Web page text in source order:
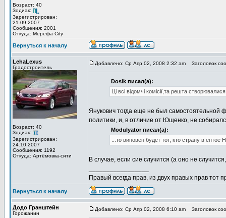
Возраст: 40
Зодиак:
Зарегистрирован:
21.09.2007
Сообщения: 2001
Откуда: Мерефа City
Вернуться к началу
LehaLexus
Градостроитель
Возраст: 40
Зодиак:
Зарегистрирован:
24.10.2007
Сообщения: 1192
Откуда: Артёмовка-сити
Добавлено: Ср Апр 02, 2008 2:32 am Заголовок
Dosik писал(а):
Ці всі відомчі комісії,та решта
Янукович тогда еще не был самостоятельной
политики, и, в отличие от Ющенко, не
Modulyator писал(а):
...то виновен будет тот, кто страну в ентое
В случае, если сие случится (а оно не
Правый всегда прав, из двух правых прав тот
Вернуться к началу
Додо Гранштейн
Горожанин
Добавлено: Ср Апр 02, 2008 6:10 am Заголовок